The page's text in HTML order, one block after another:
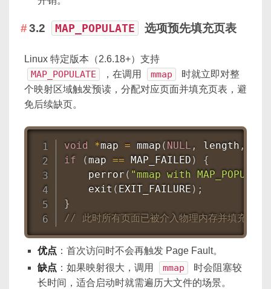
3.2 MAP_POPULATE 选项预先填充页表
Linux 特定版本（2.6.18+）支持
MAP_POPULATE ，在调用 mmap
时就立即对整
个映射区域触发预读，分配对应页面并填充页表，避
免后续缺页。
void *map = mmap ( NULL , length ,
if
(map == MAP_FAILED )
{
perror ( "mmap with
exit ( EXIT_FAILURE ) ;
}
// 此时所有页面已被介入物理内存并填充页表
优点 ：首次访问时不会再触发 Page Fault。
缺点 ：如果映射很大，调用 mmap
时会阻塞较
长时间，适合启动时就需遍历大文件的场景。